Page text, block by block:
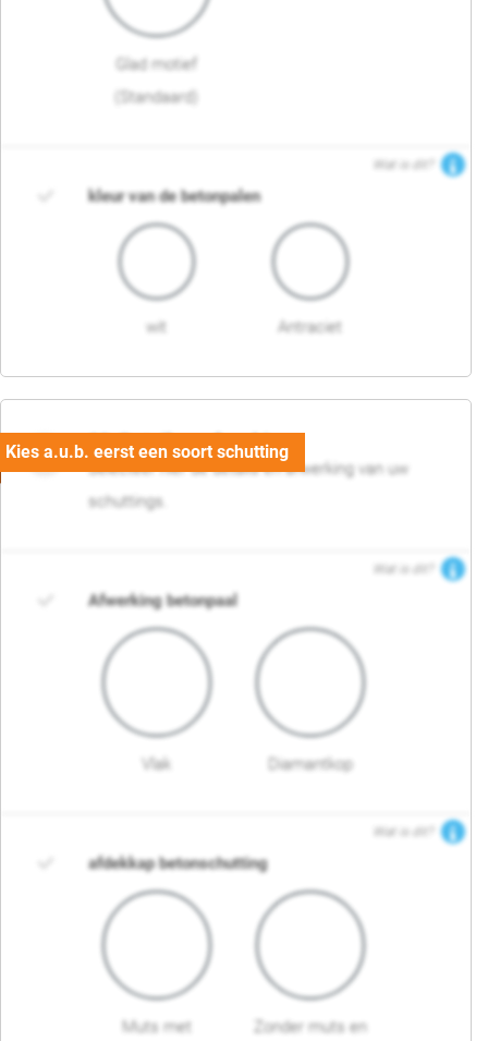
Glad motief
(Standaard)
Wat is dit?
kleur van de betonpalen
wit Antraciet
03. Detail en afwerking
Selecteer hier de details en afwerking van uw
schuttings.
Wat is dit?
Afwerking betonpaal
Vlak Diamantkop
Wat is dit?
afdekkap betonschutting
Muts met
Zonder muts en